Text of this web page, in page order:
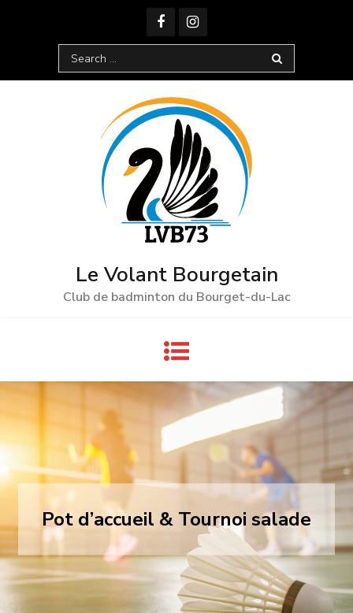
Search
for:
Le Volant Bourgetain
Club de badminton du Bourget-du-Lac
Pot d’accueil & Tournoi salade